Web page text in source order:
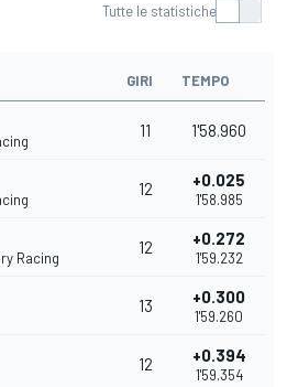
Tutte le statistiche
GIRI TEMPO
11 1'58.960
12 +0.025
1'58.985
Racing
12 +0.272
1'59.232
13 +0.300
1'59.260
12 +0.394
1'59.354